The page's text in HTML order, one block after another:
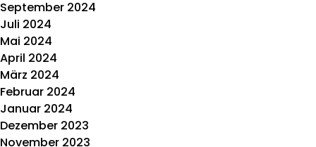
September 2024
Juli 2024
Mai 2024
April 2024
März 2024
Februar 2024
Januar 2024
Dezember 2023
November 2023